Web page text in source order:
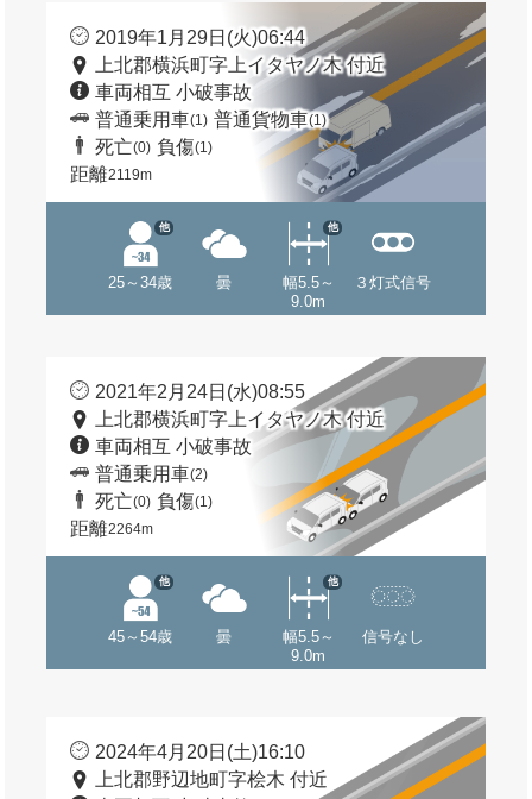
2019年1月29日(火)06:44
上北郡横浜町字上イタヤノ木 付近
車両相互 小破事故
普通乗用車(1) 普通貨物車(1)
死亡(0) 負傷(1)
距離2119m
25～34歳
他
曇
幅5.5～
9.0m
他
３灯式信号
2021年2月24日(水)08:55
上北郡横浜町字上イタヤノ木 付近
車両相互 小破事故
普通乗用車(2)
死亡(0) 負傷(1)
距離2264m
45～54歳
他
曇
幅5.5～
9.0m
他
信号なし
2024年4月20日(土)16:10
上北郡野辺地町字桧木 付近